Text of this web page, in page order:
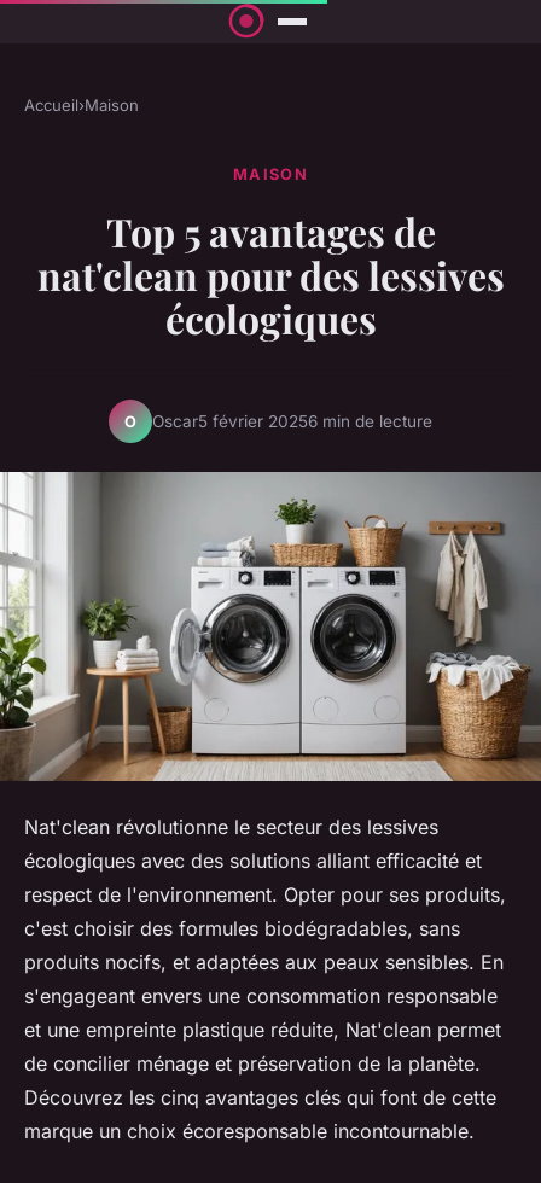
Accueil›Maison
MAISON
Top 5 avantages de
nat'clean pour des lessives
écologiques
O Oscar5 février 20256 min de lecture
Nat'clean révolutionne le secteur des lessives
écologiques avec des solutions alliant efficacité et
respect de l'environnement. Opter pour ses produits,
c'est choisir des formules biodégradables, sans
produits nocifs, et adaptées aux peaux sensibles. En
s'engageant envers une consommation responsable
et une empreinte plastique réduite, Nat'clean permet
de concilier ménage et préservation de la planète.
Découvrez les cinq avantages clés qui font de cette
marque un choix écoresponsable incontournable.